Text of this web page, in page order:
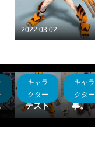
2022.03.02
キャラ
クター
テスト
キャラ
クター
最近や
ってた
事。